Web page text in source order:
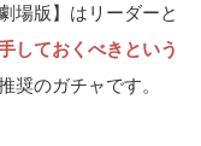
場版】はリーダーと
しておくべきという
奨のガチャです。